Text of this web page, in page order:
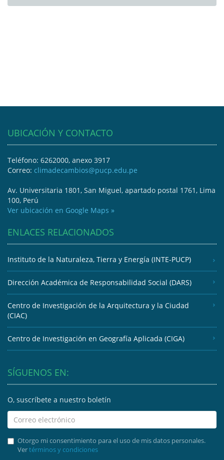
UBICACIÓN Y CONTACTO
Teléfono: 6262000, anexo 3917
Correo: climadecambios@pucp.edu.pe
Av. Universitaria 1801, San Miguel, apartado postal 1761, Lima
100, Perú
Ver ubicación en Google Maps »
ENLACES RELACIONADOS
Instituto de la Naturaleza, Tierra y Energía (INTE-PUCP)
Dirección Académica de Responsabilidad Social (DARS)
Centro de Investigación de la Arquitectura y la Ciudad
(CIAC)
Centro de Investigación en Geografía Aplicada (CIGA)
SÍGUENOS EN:
O, suscríbete a nuestro boletín
Otorgo mi consentimiento para el uso de mis datos personales.
Vertérminos y condiciones